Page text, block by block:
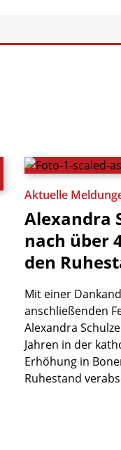
Aktuelle
Alexandra
nach über
den
Mit einer
anschließenden
Alexandra
Jahren in der
Erhöhung in
Ruhestand